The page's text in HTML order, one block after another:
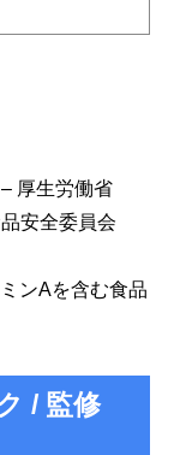
厚生労働省
安全委員会
ンAを含む食品
/ 監修